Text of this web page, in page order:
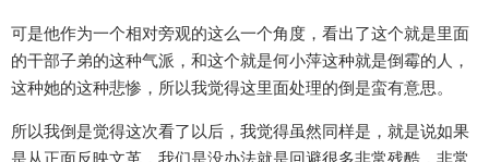
可是他作为一个相对旁观的这么一个角度，看出了这个就是里面
的干部子弟的这种气派，和这个就是何小萍这种就是倒霉的人，
这种她的这种悲惨，所以我觉得这里面处理的倒是蛮有意思。
所以我倒是觉得这次看了以后，我觉得虽然同样是，就是说如果